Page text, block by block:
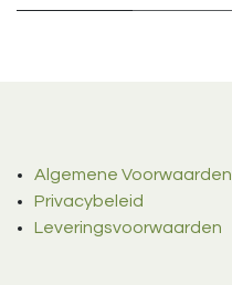
Algemene Voorwaarden
Privacybeleid
Leveringsvoorwaarden